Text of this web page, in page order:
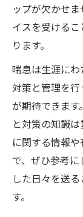
ップが欠かせ
イスを受ける
ります。
喘息は生涯に
対策と管理を
が期待できま
と対策の知識
に関する情報
で、ぜひ参考
した日々を送
す。